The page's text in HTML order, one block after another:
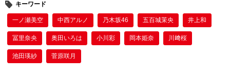
キーワード
一ノ瀬美空 中西アルノ 乃木坂46 五百城茉央 井上和
冨里奈央 奥田いろは 小川彩 岡本姫奈 川﨑桜
池田瑛紗 菅原咲月